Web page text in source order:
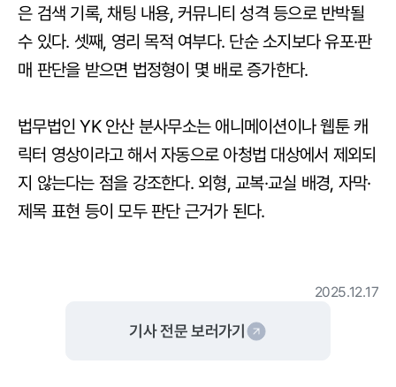
은 검색 기록, 채팅 내용, 커뮤니티 성격 등으로 반박될
수 있다. 셋째, 영리 목적 여부다. 단순 소지보다 유포·판
매 판단을 받으면 법정형이 몇 배로 증가한다.
법무법인 YK 안산 분사무소는 애니메이션이나 웹툰 캐
릭터 영상이라고 해서 자동으로 아청법 대상에서 제외되
지 않는다는 점을 강조한다. 외형, 교복·교실 배경, 자막·
제목 표현 등이 모두 판단 근거가 된다.
2025.12.17
기사 전문 보러가기